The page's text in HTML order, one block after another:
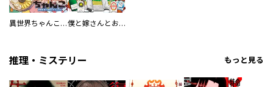
異世界ちゃんこ～横綱目前に召喚されたんだが～ 【連載版】 僕と嫁さんとお酒の関係
推理・ミステリー もっと見る